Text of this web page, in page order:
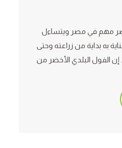
مهم في مصر ويتساءل
به بداية من زراعته وحتى
الفول البلدي الأخضر من